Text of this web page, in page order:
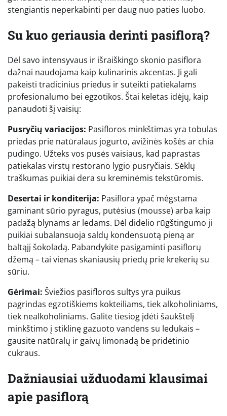
stengiantis neperkabinti per daug nuo paties luobo.
Su kuo geriausia derinti pasiflorą?
Dėl savo intensyvaus ir išraiškingo skonio pasiflora
dažnai naudojama kaip kulinarinis akcentas. Ji gali
pakeisti tradicinius priedus ir suteikti patiekalams
profesionalumo bei egzotikos. Štai keletas idėjų, kaip
panaudoti šį vaisių:
Pusryčių variacijos: Pasifloros minkštimas yra tobulas
priedas prie natūralaus jogurto, avižinės košės ar chia
pudingo. Užteks vos pusės vaisiaus, kad paprastas
patiekalas virstų restorano lygio pusryčiais. Sėklų
traškumas puikiai dera su kreminėmis tekstūromis.
Desertai ir konditerija: Pasiflora ypač mėgstama
gaminant sūrio pyragus, putėsius (mousse) arba kaip
padažą blynams ar ledams. Dėl didelio rūgštingumo ji
puikiai subalansuoja saldų kondensuotą pieną ar
baltąjį šokoladą. Pabandykite pasigaminti pasiflorų
džemą – tai vienas skaniausių priedų prie krekerių su
sūriu.
Gėrimai: Šviežios pasifloros sultys yra puikus
pagrindas egzotiškiems kokteiliams, tiek alkoholiniams,
tiek nealkoholiniams. Galite tiesiog įdėti šaukštelį
minkštimo į stiklinę gazuoto vandens su ledukais –
gausite natūralų ir gaivų limonadą be pridėtinio
cukraus.
Dažniausiai užduodami klausimai
apie pasiflorą